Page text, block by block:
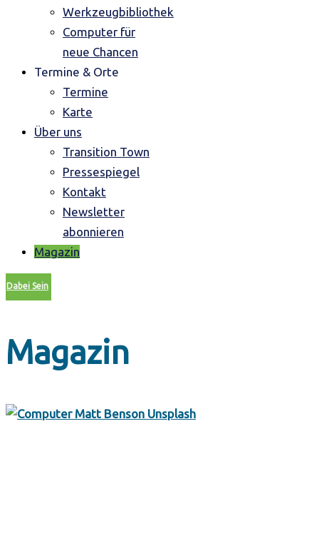
Werkzeugbibliothek
Computer für
neue Chancen
Termine & Orte
Termine
Karte
Über uns
Transition Town
Pressespiegel
Kontakt
Newsletter
abonnieren
Magazin
Dabei Sein
Magazin